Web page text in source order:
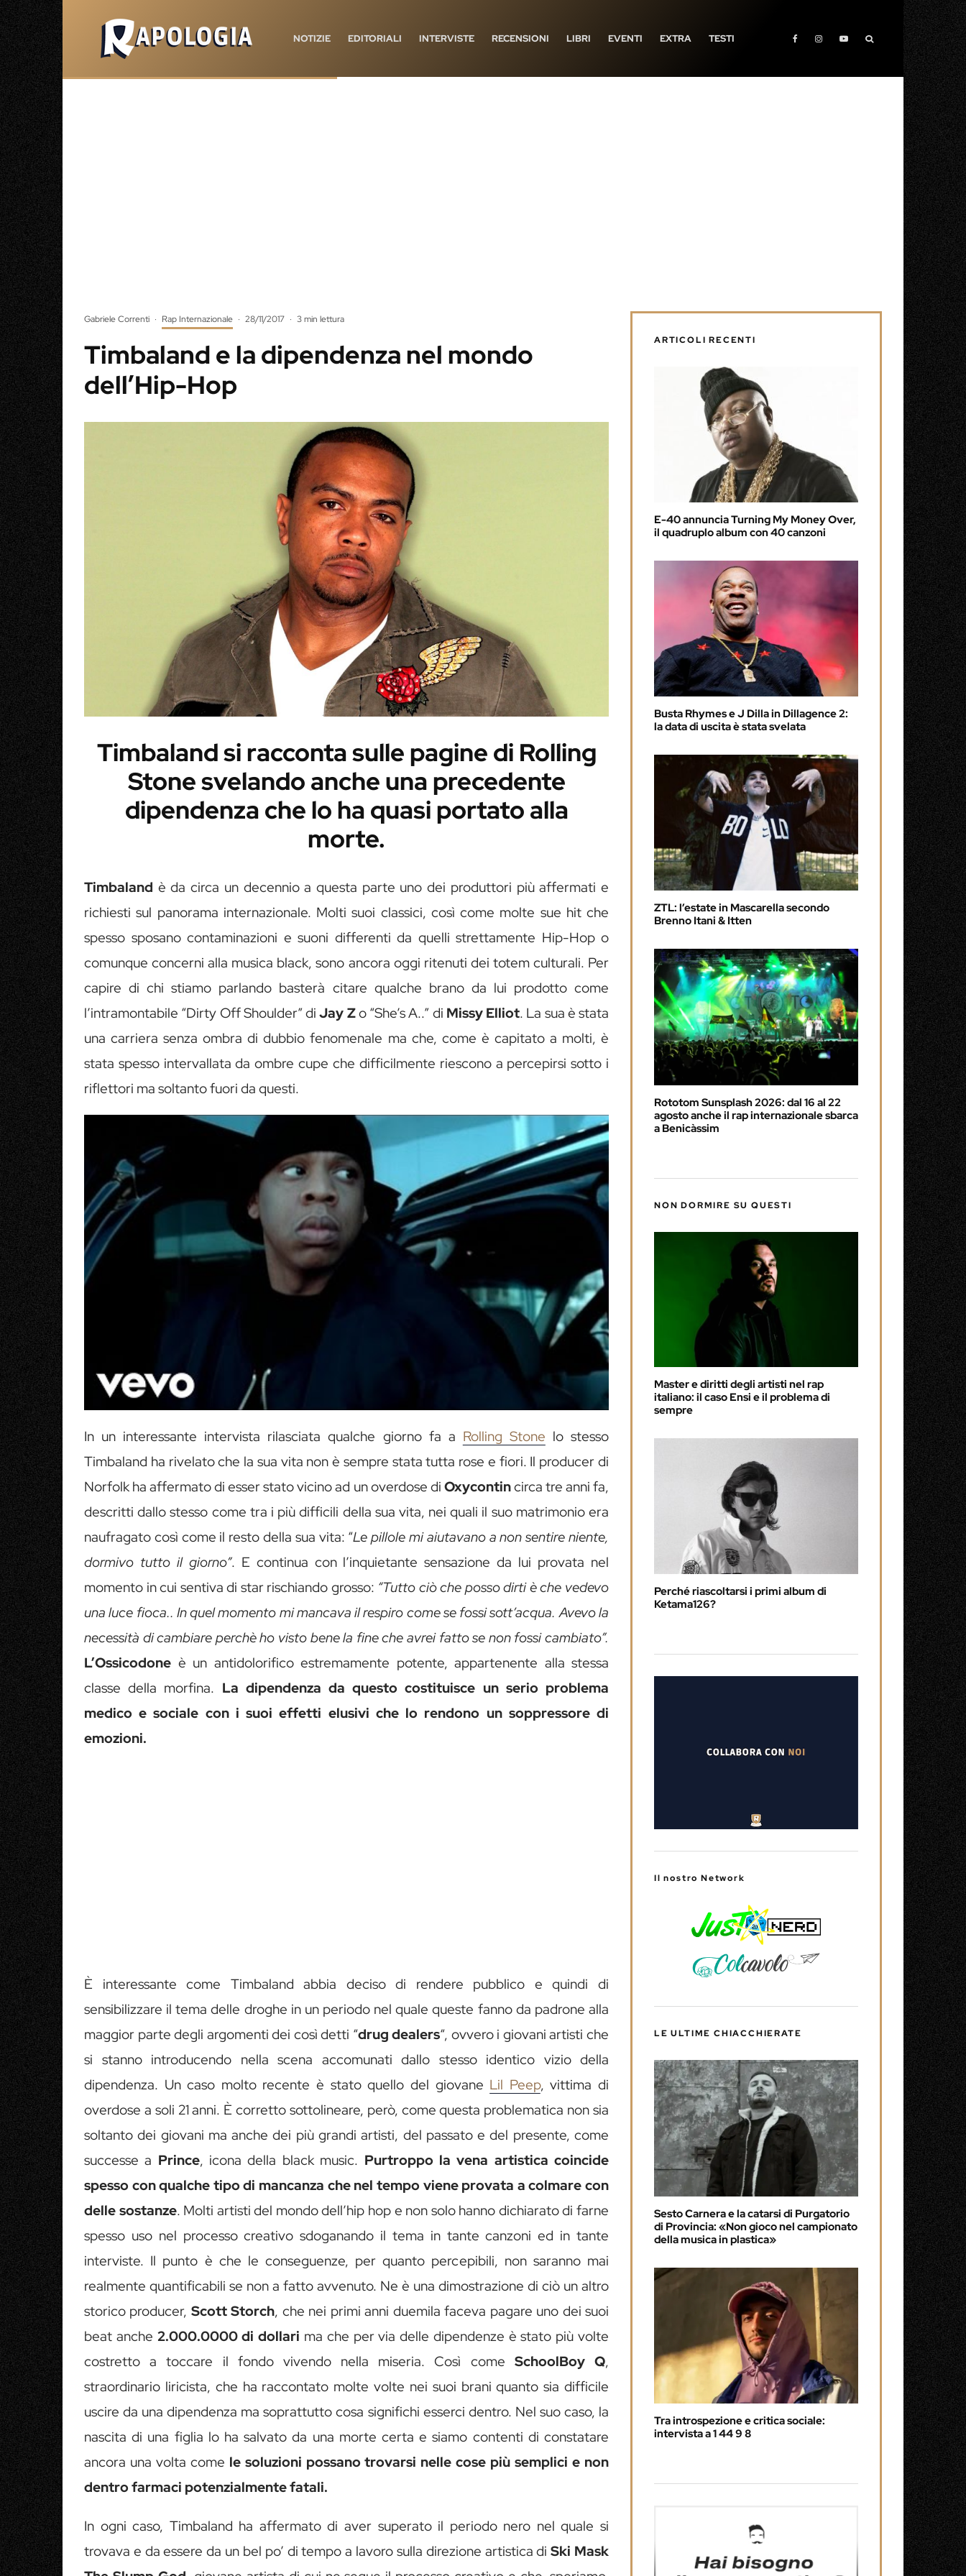
NOTIZIE EDITORIALI INTERVISTE RECENSIONI LIBRI EVENTI EXTRA TESTI
Gabriele Correnti · Rap Internazionale · 28/11/2017 · 3 min lettura
Timbaland e la dipendenza nel mondo
dell’Hip-Hop
Timbaland si racconta sulle pagine di Rolling
Stone svelando anche una precedente
dipendenza che lo ha quasi portato alla
morte.
Timbaland è da circa un decennio a questa parte uno dei produttori più affermati e
richiesti sul panorama internazionale. Molti suoi classici, così come molte sue hit che
spesso sposano contaminazioni e suoni differenti da quelli strettamente Hip-Hop o
comunque concerni alla musica black, sono ancora oggi ritenuti dei totem culturali. Per
capire di chi stiamo parlando basterà citare qualche brano da lui prodotto come
l’intramontabile “Dirty Off Shoulder” diJay Zo “She’s A..” di Missy Elliot. La sua è stata
una carriera senza ombra di dubbio fenomenale ma che, come è capitato a molti, è
stata spesso intervallata da ombre cupe che difficilmente riescono a percepirsi sotto i
riflettori ma soltanto fuori da questi.
In un interessante intervista rilasciata qualche giorno fa a Rolling Stone lo stesso
Timbaland ha rivelato che la sua vita non è sempre stata tutta rose e fiori. Il producer di
Norfolk ha affermato di esser stato vicino ad un overdose di Oxycontincirca tre anni fa,
descritti dallo stesso come tra i più difficili della sua vita, nei quali il suo matrimonio era
naufragato così come il resto della sua vita: “Le pillole mi aiutavano a non sentire niente,
dormivo tutto il giorno”. E continua con l’inquietante sensazione da lui provata nel
momento in cui sentiva di star rischiando grosso: “Tutto ciò che posso dirti è che vedevo
una luce fioca.. In quel momento mi mancava il respiro come se fossi sott’acqua. Avevo la
necessità di cambiare perchè ho visto bene la fine che avrei fatto se non fossi cambiato”.
L’Ossicodone è un antidolorifico estremamente potente, appartenente alla stessa
classe della morfina. La dipendenza da questo costituisce un serio problema
medico e sociale con i suoi effetti elusivi che lo rendono un soppressore di
emozioni.
È interessante come Timbaland abbia deciso di rendere pubblico e quindi di
sensibilizzare il tema delle droghe in un periodo nel quale queste fanno da padrone alla
maggior parte degli argomenti dei così detti “drug dealers“, ovvero i giovani artisti che
si stanno introducendo nella scena accomunati dallo stesso identico vizio della
dipendenza. Un caso molto recente è stato quello del giovane Lil Peep, vittima di
overdose a soli 21 anni. È corretto sottolineare, però, come questa problematica non sia
soltanto dei giovani ma anche dei più grandi artisti, del passato e del presente, come
successe a Prince, icona della black music. Purtroppo la vena artistica coincide
spesso con qualche tipo di mancanza che nel tempo viene provata a colmare con
delle sostanze. Molti artisti del mondo dell’hip hop e non solo hanno dichiarato di farne
spesso uso nel processo creativo sdoganando il tema in tante canzoni ed in tante
interviste. Il punto è che le conseguenze, per quanto percepibili, non saranno mai
realmente quantificabili se non a fatto avvenuto. Ne è una dimostrazione di ciò un altro
storico producer, Scott Storch, che nei primi anni duemila faceva pagare uno dei suoi
beat anche 2.000.0000 di dollari ma che per via delle dipendenze è stato più volte
costretto a toccare il fondo vivendo nella miseria. Così come SchoolBoy Q,
straordinario liricista, che ha raccontato molte volte nei suoi brani quanto sia difficile
uscire da una dipendenza ma soprattutto cosa significhi esserci dentro. Nel suo caso, la
nascita di una figlia lo ha salvato da una morte certa e siamo contenti di constatare
ancora una volta come le soluzioni possano trovarsi nelle cose più semplici e non
dentro farmaci potenzialmente fatali.
In ogni caso, Timbaland ha affermato di aver superato il periodo nero nel quale si
trovava e da essere da un bel po’ di tempo a lavoro sulla direzione artistica diSki Mask
ARTICOLI RECENTI
E-40 annuncia Turning My Money Over,
il quadruplo album con 40 canzoni
Busta Rhymes e J Dilla in Dillagence 2:
la data di uscita è stata svelata
ZTL: l’estate in Mascarella secondo
Brenno Itani & Itten
Rototom Sunsplash 2026: dal 16 al 22
agosto anche il rap internazionale sbarca
a Benicàssim
NON DORMIRE SU QUESTI
Master e diritti degli artisti nel rap
italiano: il caso Ensi e il problema di
sempre
Perché riascoltarsi i primi album di
Ketama126?
Il nostro Network
LE ULTIME CHIACCHIERATE
Sesto Carnera e la catarsi di Purgatorio
di Provincia: «Non gioco nel campionato
della musica in plastica»
Tra introspezione e critica sociale:
intervista a 1 44 9 8